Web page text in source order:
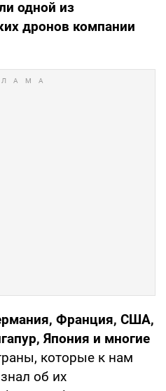
одной из
дронов компании
Франция, США,
Япония и многие
которые к нам
об их